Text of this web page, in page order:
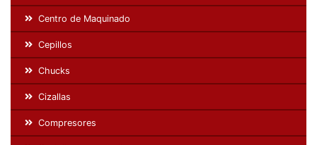
Centro de Maquinado
Cepillos
Chucks
Cizallas
Compresores